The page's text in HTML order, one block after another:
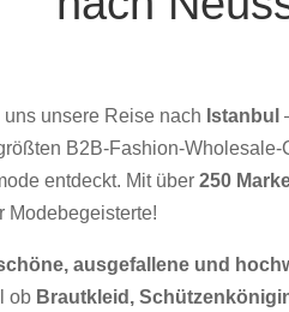
uns unsere Reise nach Istanbul
B2B-Fashion-
entdeckt. Mit über 250
Modebegeisterte!
ausgefallene und
ob Brautkleid,